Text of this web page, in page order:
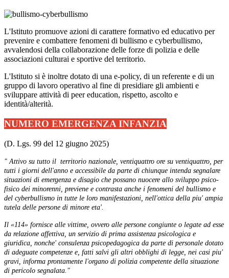
L'Istituto promuove azioni di carattere formativo ed educativo per
prevenire e combattere fenomeni di bullismo e cyberbullismo,
avvalendosi della collaborazione delle forze di polizia e delle
associazioni culturai e sportive del territorio.
L'Istituto si è inoltre dotato di una e-policy, di un referente e di un
gruppo di lavoro operativo al fine di presidiare gli ambienti e
sviluppare attività di peer education, rispetto, ascolto e
identità/alterità.
NUMERO EMERGENZA INFANZIA
(D. Lgs. 99 del 12 giugno 2025)
" Attivo su tutto il territorio nazionale, ventiquattro ore su ventiquattro, per
tutti i giorni dell'anno e accessibile da parte di chiunque intenda segnalare
situazioni di emergenza e disagio che possano nuocere allo sviluppo psico-
fisico dei minorenni, previene e contrasta anche i fenomeni del bullismo e
del cyberbullismo in tutte le loro manifestazioni, nell'ottica della piu' ampia
tutela delle persone di minore eta'.
Il «114» fornisce alle vittime, ovvero alle persone congiunte o legate ad esse
da relazione affettiva, un servizio di prima assistenza psicologica e
giuridica, nonche' consulenza psicopedagogica da parte di personale dotato
di adeguate competenze e, fatti salvi gli altri obblighi di legge, nei casi piu'
gravi, informa prontamente l'organo di polizia competente della situazione
di pericolo segnalata."